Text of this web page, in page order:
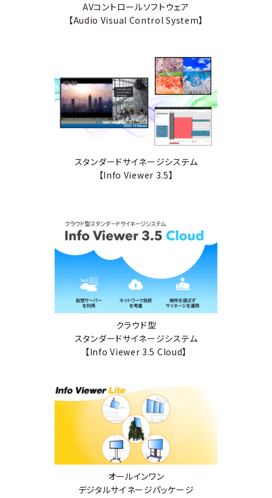
AVコントロールソフトウェア
【Audio Visual Control System】
スタンダードサイネージシステム
【Info Viewer 3.5】
クラウド型
スタンダードサイネージシステム
【Info Viewer 3.5 Cloud】
オールインワン
デジタルサイネージパッケージ